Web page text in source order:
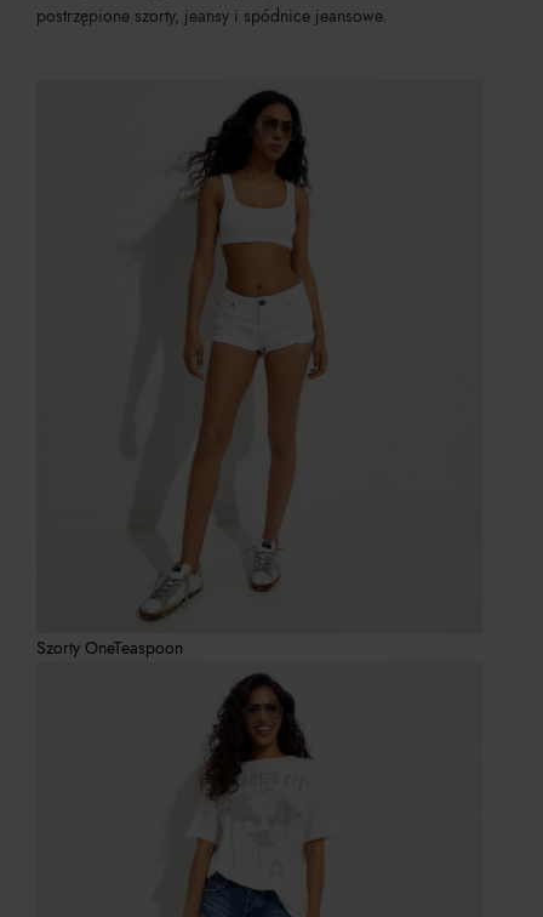
postrzępione szorty, jeansy i spódnice jeansowe.
Szorty OneTeaspoon